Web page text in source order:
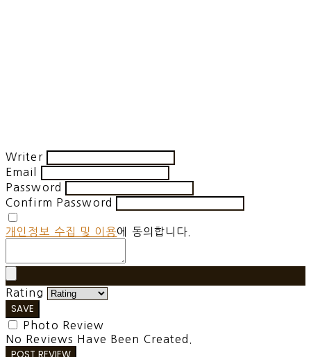
Writer
Email
Password
Confirm Password
개인정보 수집 및 이용에 동의합니다.
Rating
SAVE
Photo Review
No Reviews Have Been Created.